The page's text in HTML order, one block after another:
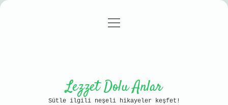
Gizlilik Politikası
menüyü
Lezzet Dolu Anlar
Sütle ilgili neşeli hikayeler keşfet!